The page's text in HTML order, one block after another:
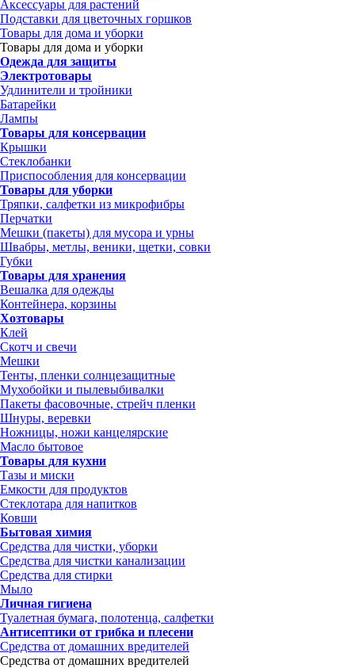
Аксессуары для растений
Подставки для цветочных горшков
Товары для дома и уборки
Товары для дома и уборки
Одежда для защиты
Электротовары
Удлинители и тройники
Батарейки
Лампы
Товары для консервации
Крышки
Стеклобанки
Приспособления для консервации
Товары для уборки
Тряпки, салфетки из микрофибры
Перчатки
Мешки (пакеты) для мусора и урны
Швабры, метлы, веники, щетки, совки
Губки
Товары для хранения
Вешалка для одежды
Контейнера, корзины
Хозтовары
Клей
Скотч и свечи
Мешки
Тенты, пленки солнцезащитные
Мухобойки и пылевыбивалки
Пакеты фасовочные, стрейч пленки
Шнуры, веревки
Ножницы, ножи канцелярские
Масло бытовое
Товары для кухни
Тазы и миски
Емкости для продуктов
Стеклотара для напитков
Ковши
Бытовая химия
Средства для чистки, уборки
Средства для чистки канализации
Средства для стирки
Мыло
Личная гигиена
Туалетная бумага, полотенца, салфетки
Антисептики от грибка и плесени
Средства от домашних вредителей
Средства от домашних вредителей